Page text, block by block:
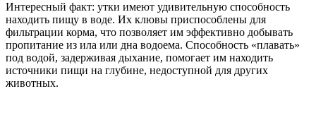
Интересный факт: утки имеют удивительную способность
находить пищу в воде. Их клювы приспособлены для
фильтрации корма, что позволяет им эффективно добывать
пропитание из ила или дна водоема. Способность «плавать»
под водой, задерживая дыхание, помогает им находить
источники пищи на глубине, недоступной для других
животных.